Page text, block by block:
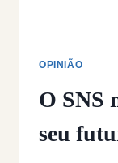
OPINIÃO
O SNS
seu